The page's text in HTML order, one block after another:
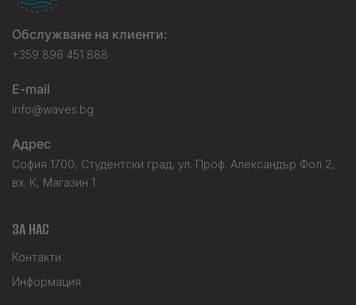
Обслужване на клиенти:
+359 896 451 888
E-mail
info@waves.bg
Адрес
София 1700, Студентски град, ул. Проф. Александър Фол 2,
вх. К, Магазин 1
ЗА НАС
Контакти
Информация